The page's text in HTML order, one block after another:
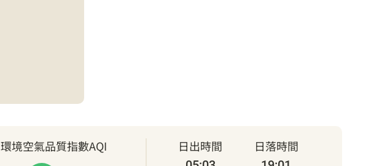
環境空氣品質指數AQI 日出時間 日落時間